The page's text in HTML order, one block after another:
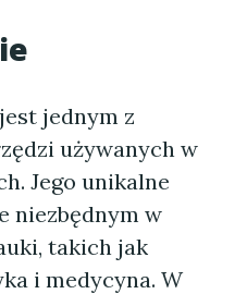
jednym z
używanych w
Jego unikalne
niezbędnym w
takich jak
i medycyna. W